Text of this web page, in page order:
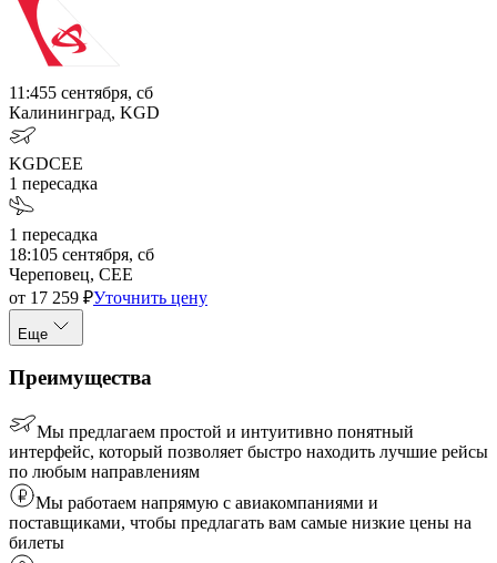
11:455 сентября, сб
Калининград, KGD
KGDCEE
1 пересадка
1 пересадка
18:105 сентября, сб
Череповец, CEE
от 17 259 ₽Уточнить цену
Еще
Преимущества
Мы предлагаем простой и интуитивно понятный
интерфейс, который позволяет быстро находить лучшие рейсы
по любым направлениям
Мы работаем напрямую с авиакомпаниями и
поставщиками, чтобы предлагать вам самые низкие цены на
билеты